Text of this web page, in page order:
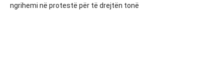
ngrihemi në protestë për të drejtën tonë